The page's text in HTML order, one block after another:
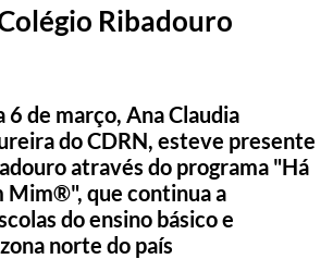
Ribadouro
6 de março, Ana Claudia
do CDRN, esteve presente
através do programa "Há
Mim®", que continua a
do ensino básico e
norte do país